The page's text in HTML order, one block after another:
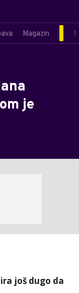
Magazin
je
još dugo da